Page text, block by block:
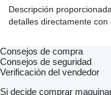
Descripción
detalles directamente con
Consejos de compra
Consejos de seguridad
Verificación del vendedor
Si decide comprar